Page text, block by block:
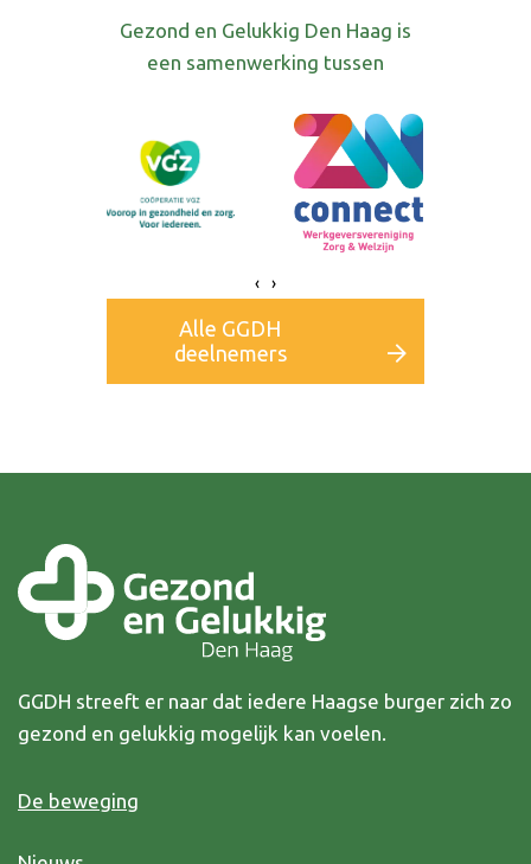
Gezond en Gelukkig Den Haag is
een samenwerking tussen
‹ ›
Alle GGDH
deelnemers
GGDH streeft er naar dat iedere Haagse burger zich zo
gezond en gelukkig mogelijk kan voelen.
De beweging